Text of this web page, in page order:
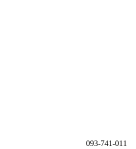
093-741-011